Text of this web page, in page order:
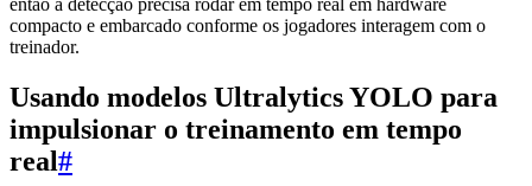
compacto e embarcado conforme os jogadores interagem com o
treinador.
Usando modelos Ultralytics YOLO para
impulsionar o treinamento em tempo
real#